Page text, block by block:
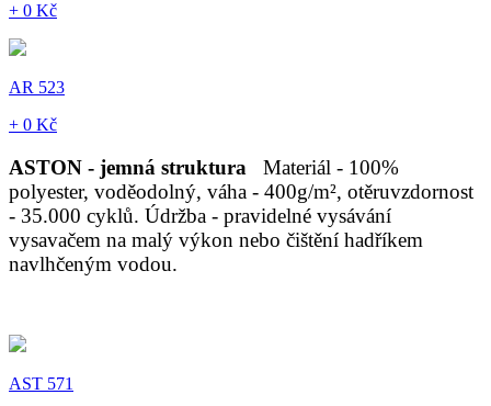
+ 0 Kč
AR 523
+ 0 Kč
ASTON - jemná struktura
Materiál - 100%
polyester, voděodolný, váha - 400g/m², otěruvzdornost
- 35.000 cyklů. Údržba - pravidelné vysávání
vysavačem na malý výkon nebo čištění hadříkem
navlhčeným vodou.
AST 571